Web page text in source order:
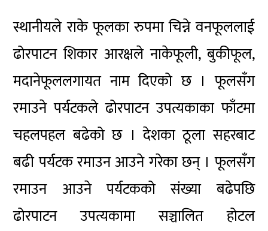
स्थानीयले राके फूलका रुपमा चिन्ने वनफूललाई
ढोरपाटन शिकार आरक्षले नाकेफूली, बुकीफूल,
मदानेफूललगायत नाम दिएको छ । फूलसँग
रमाउने पर्यटकले ढोरपाटन उपत्यकाका फाँटमा
चहलपहल बढेको छ । देशका ठूला सहरबाट
बढी पर्यटक रमाउन आउने गरेका छन् । फूलसँग
रमाउन आउने पर्यटकको संख्या बढेपछि
ढोरपाटन उपत्यकामा सञ्चालित होटल